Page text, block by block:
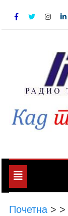
Toggle
navigation
Почетна > >